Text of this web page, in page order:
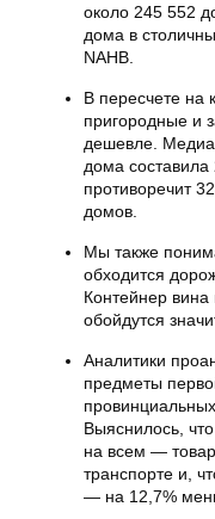
около 245 552
дома в
NAHB.
В пересчете на
пригородные и
дешевле.
дома
противоречит
домов.
Мы также
обходится
Контейнер
обойдутся
Аналитики
предметы
Выяснилось,
на всем —
транспорте и,
— на 12,7%